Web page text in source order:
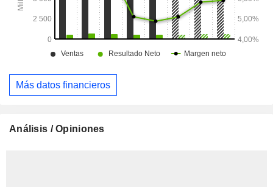
Más datos financieros
Análisis / Opiniones